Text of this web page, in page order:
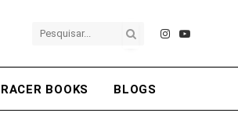
Instagram
YouTube
RACER BOOKS BLOGS